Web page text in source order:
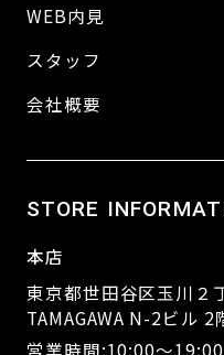
WEB内見
スタッフ
会社概要
STORE
本店
東京都世田谷区玉川２
TAMAGAWA N-2ビル 2
営業時間:10:00～